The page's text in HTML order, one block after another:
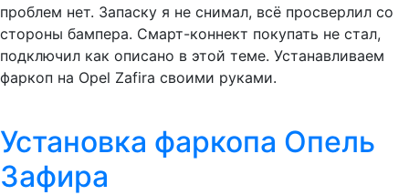
проблем нет. Запаску я не снимал, всё просверлил со
стороны бампера. Смарт-коннект покупать не стал,
подключил как описано в этой теме. Устанавливаем
фаркоп на Opel Zafira своими руками.
Установка фаркопа Опель
Зафира